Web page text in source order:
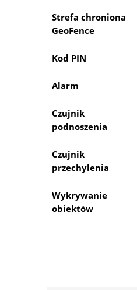
Strefa chroniona
GeoFence
Kod PIN
Alarm
Czujnik
podnoszenia
Czujnik
przechylenia
Wykrywanie
obiektów